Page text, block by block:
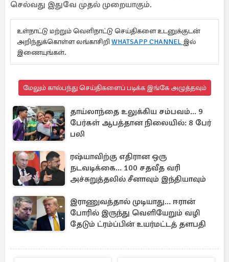
செல்வது இதுவே முதல் முறையாகும்.
உள்நாட்டு மற்றும் வெளிநாட்டு செய்திகளை உடனுக்குடன்
அறிந்துக்கொள்ள லங்காசிறி WHATSAPP CHANNEL இல்
இணையுங்கள்.
மேலும் கால்பந்து செய்திகளைப் படிக்க இங்கே அழுத்தவும்
தாய்லாந்தை உலுக்கிய சம்பவம்... 9
பேர்கள் ஆபத்தான நிலையில்: 8 பேர்
பலி
ரஷ்யாவிற்கு எதிரான ஒரு
நடவடிக்கை... 100 சதவீத வரி
அச்சுறுத்தலில் சீனாவும் இந்தியாவும்
இராணுவத்தால் முடியாது... ஈரான்
போரில் இருந்து வெளியேறும் வழி
தேடும் ட்ரம்ப்பின் உயர்மட்டத் தளபதி